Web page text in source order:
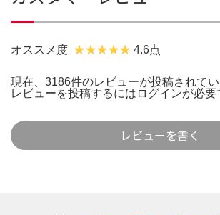
オススメ度 4.6点
現在、3186件のレビューが投稿されてい
レビューを投稿するには ログインが必要
レビューを書く